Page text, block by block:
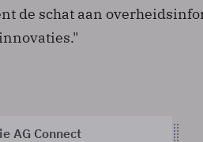
de schat aan
AG Connect